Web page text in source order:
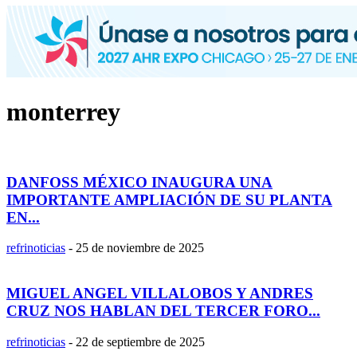
monterrey
DANFOSS MÉXICO INAUGURA UNA
IMPORTANTE AMPLIACIÓN DE SU PLANTA
EN...
refrinoticias - 25 de noviembre de 2025
MIGUEL ANGEL VILLALOBOS Y ANDRES
CRUZ NOS HABLAN DEL TERCER FORO...
refrinoticias - 22 de septiembre de 2025